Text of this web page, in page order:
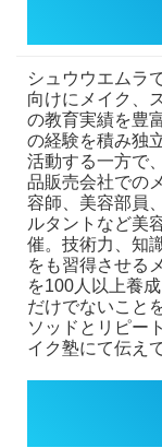
シュウウエムラ
向けにメイク、
の教育実績を豊
の経験を積み独
活動する一方で
品販売会社での
容師、美容部員
ルタントなど美
催。技術力、知
をも習得させる
を100人以上養
だけでないこと
ソッドとリピー
イク塾にて伝え